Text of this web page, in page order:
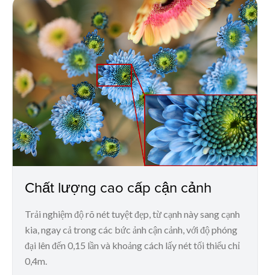
Chất lượng cao cấp cận cảnh
Trải nghiệm độ rõ nét tuyệt đẹp, từ cạnh này sang cạnh
kia, ngay cả trong các bức ảnh cận cảnh, với độ phóng
đại lên đến 0,15 lần và khoảng cách lấy nét tối thiểu chỉ
0,4m.